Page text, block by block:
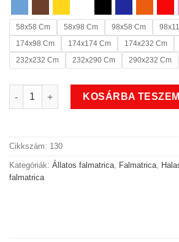
58x58 Cm 58x98 Cm 98x58 Cm
174x98 Cm
174x174 Cm 174x232 Cm
232x232 Cm
232x290 Cm 290x232 Cm
Legnagyobb halas harcsa falmatrica
KOSÁRBA TESZEM
Cikkszám: 130
Kategóriák: Állatos falmatrica, Falmatrica,
falmatrica